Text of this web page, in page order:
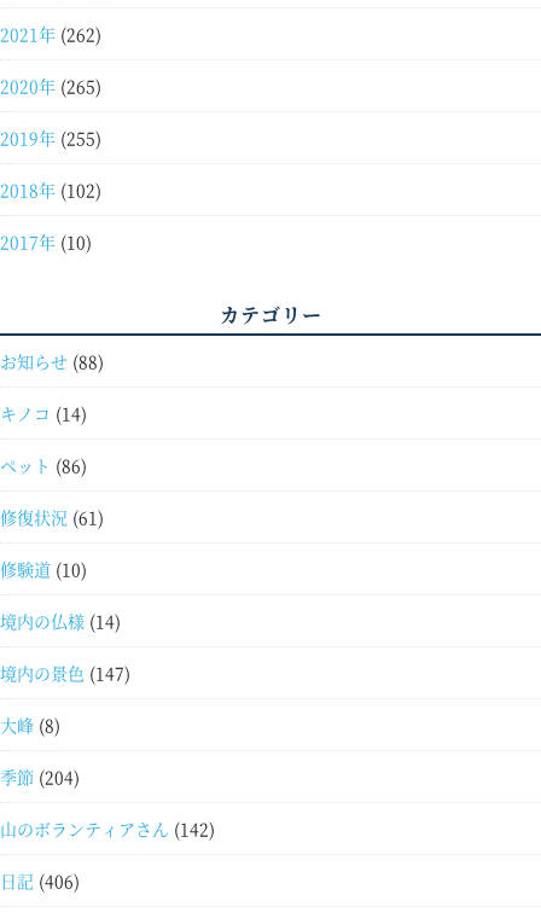
2021年 (262)
2020年 (265)
2019年 (255)
2018年 (102)
2017年 (10)
カテゴリー
お知らせ (88)
キノコ (14)
ペット (86)
修復状況 (61)
修験道 (10)
境内の仏様 (14)
境内の景色 (147)
大峰 (8)
季節 (204)
山のボランティアさん (142)
日記 (406)